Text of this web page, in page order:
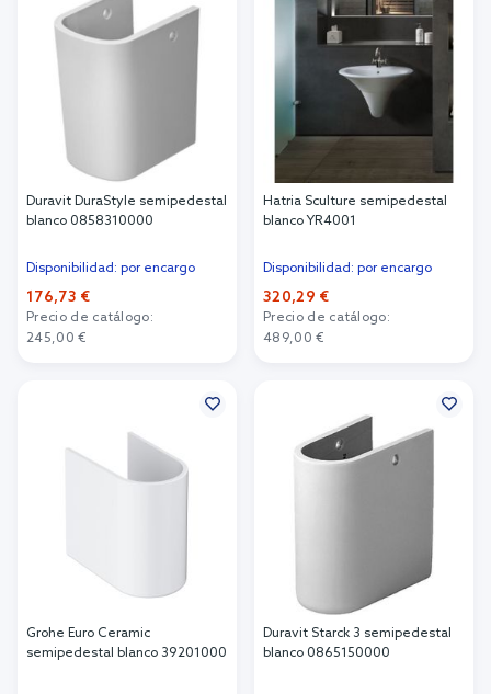
Duravit DuraStyle semipedestal
blanco 0858310000
Disponibilidad: por encargo
176,73 €
Precio de catálogo:
245,00 €
Hatria Sculture semipedestal
blanco YR4001
Disponibilidad: por encargo
320,29 €
Precio de catálogo:
489,00 €
Grohe Euro Ceramic
semipedestal blanco 39201000
Duravit Starck 3 semipedestal
blanco 0865150000